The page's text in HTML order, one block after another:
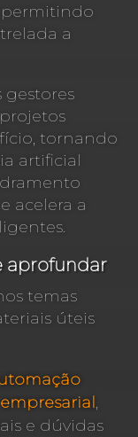
permitindo
a
gestores
tornando
artificial
acelera a
aprofundar
temas
úteis
,
e dúvidas